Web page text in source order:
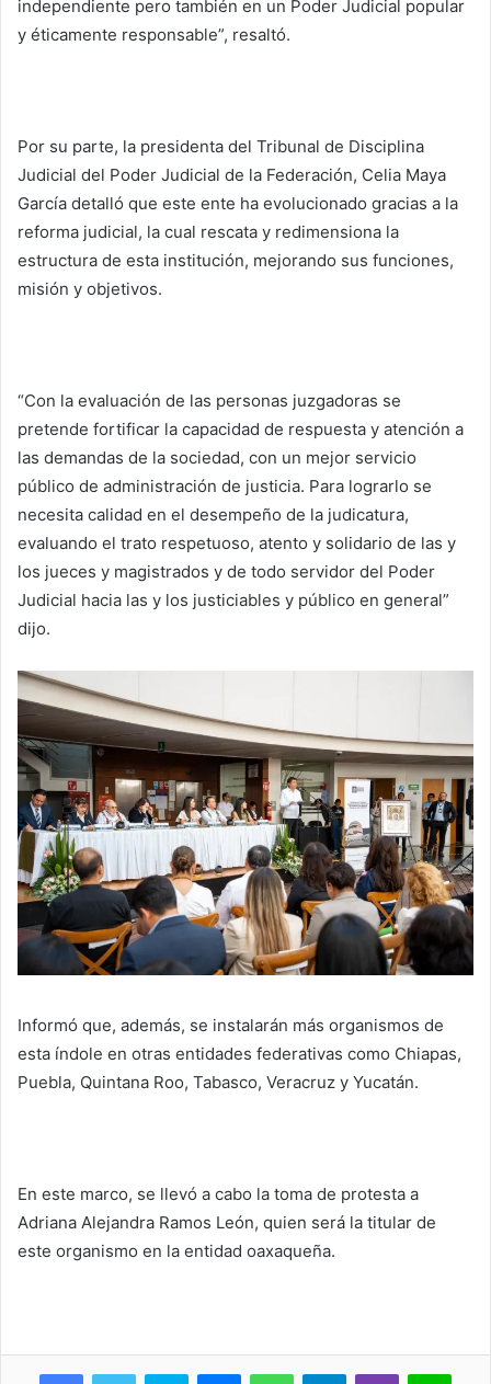
independiente pero también en un Poder Judicial popular
y éticamente responsable”, resaltó.
Por su parte, la presidenta del Tribunal de Disciplina
Judicial del Poder Judicial de la Federación, Celia Maya
García detalló que este ente ha evolucionado gracias a la
reforma judicial, la cual rescata y redimensiona la
estructura de esta institución, mejorando sus funciones,
misión y objetivos.
“Con la evaluación de las personas juzgadoras se
pretende fortificar la capacidad de respuesta y atención a
las demandas de la sociedad, con un mejor servicio
público de administración de justicia. Para lograrlo se
necesita calidad en el desempeño de la judicatura,
evaluando el trato respetuoso, atento y solidario de las y
los jueces y magistrados y de todo servidor del Poder
Judicial hacia las y los justiciables y público en general”
dijo.
Informó que, además, se instalarán más organismos de
esta índole en otras entidades federativas como Chiapas,
Puebla, Quintana Roo, Tabasco, Veracruz y Yucatán.
En este marco, se llevó a cabo la toma de protesta a
Adriana Alejandra Ramos León, quien será la titular de
este organismo en la entidad oaxaqueña.
Skype MessengerWhatsAppTelegramViber Line